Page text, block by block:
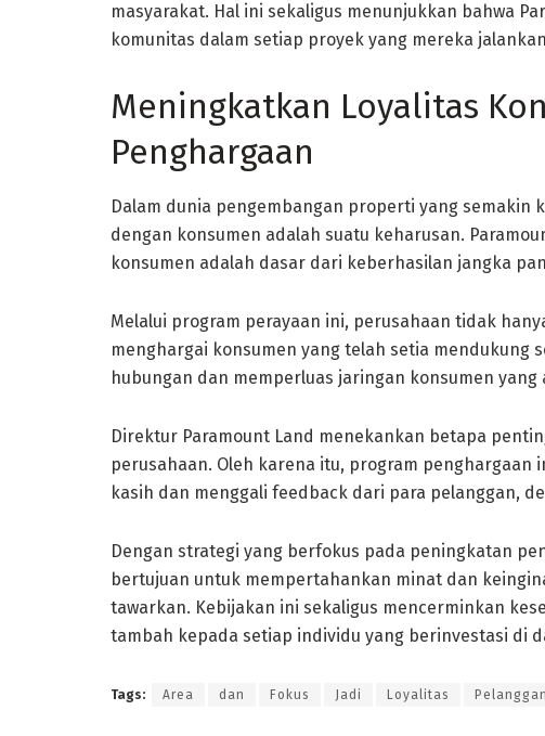
masyarakat. Hal ini sekaligus menunjukkan bahwa
komunitas dalam setiap proyek yang mereka
Meningkatkan Loyalitas
Penghargaan
Dalam dunia pengembangan properti yang semakin
dengan konsumen adalah suatu keharusan.
konsumen adalah dasar dari keberhasilan jangka
Melalui program perayaan ini, perusahaan tidak
menghargai konsumen yang telah setia mendukung
hubungan dan memperluas jaringan konsumen yang
Direktur Paramount Land menekankan betapa
perusahaan. Oleh karena itu, program
kasih dan menggali feedback dari para pelanggan,
Dengan strategi yang berfokus pada peningkatan
bertujuan untuk mempertahankan minat dan
tawarkan. Kebijakan ini sekaligus mencerminkan
tambah kepada setiap individu yang berinvestasi di
Tags: Area dan Fokus Jadi Loyalitas Pelanggan